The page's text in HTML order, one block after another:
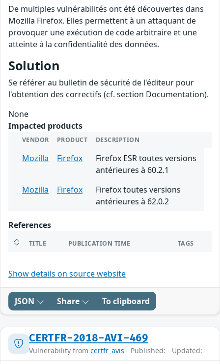
De multiples vulnérabilités ont été découvertes dans
Mozilla Firefox. Elles permettent à un attaquant de
provoquer une exécution de code arbitraire et une
atteinte à la confidentialité des données.
Solution
Se référer au bulletin de sécurité de l'éditeur pour
l'obtention des correctifs (cf. section Documentation).
None
Impacted products
VENDOR PRODUCT DESCRIPTION
Mozilla Firefox
Firefox ESR toutes versions
antérieures à 60.2.1
Mozilla
Firefox
Firefox toutes versions
antérieures à 62.0.2
References
TITLE PUBLICATION TIME TAGS
Show details on source website
JSON Share To clipboard
CERTFR-2018-AVI-469
Vulnerability from certfr_avis - Published: - Updated: